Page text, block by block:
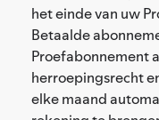
het einde van uw
Betaalde
Proefabonnement
herroepingsrecht
elke maand